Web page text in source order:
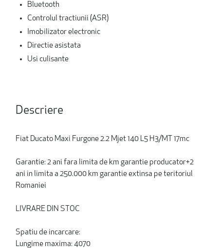
Bluetooth
Controlul tractiunii (ASR)
Imobilizator electronic
Directie asistata
Usi culisante
Descriere
Fiat Ducato Maxi Furgone 2.2 Mjet 140 L5 H3/MT 17mc
Garantie: 2 ani fara limita de km garantie producator+2
ani in limita a 250.000 km garantie extinsa pe teritoriul
Romaniei
LIVRARE DIN STOC
Spatiu de incarcare:
Lungime maxima: 4070